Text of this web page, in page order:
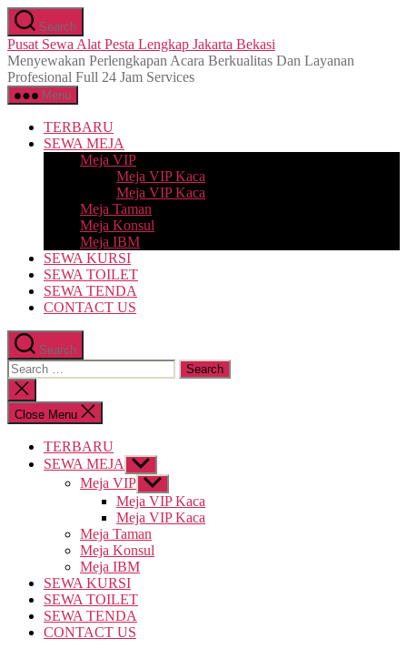
Skip
to
the
content
Search
Pusat Sewa Alat Pesta Lengkap Jakarta Bekasi
Menyewakan Perlengkapan Acara Berkualitas Dan Layanan
Profesional Full 24 Jam Services
Menu
TERBARU
SEWA MEJA
Meja VIP
Meja VIP Kaca
Meja VIP Kaca
Meja Taman
Meja Konsul
Meja IBM
SEWA KURSI
SEWA TOILET
SEWA TENDA
CONTACT US
Search
Search
for:
Close
search
Close Menu
TERBARU
SEWA MEJA
Show
sub
menu
Meja VIP Show
sub
menu
Meja VIP Kaca
Meja VIP Kaca
Meja Taman
Meja Konsul
Meja IBM
SEWA KURSI
SEWA TOILET
SEWA TENDA
CONTACT US